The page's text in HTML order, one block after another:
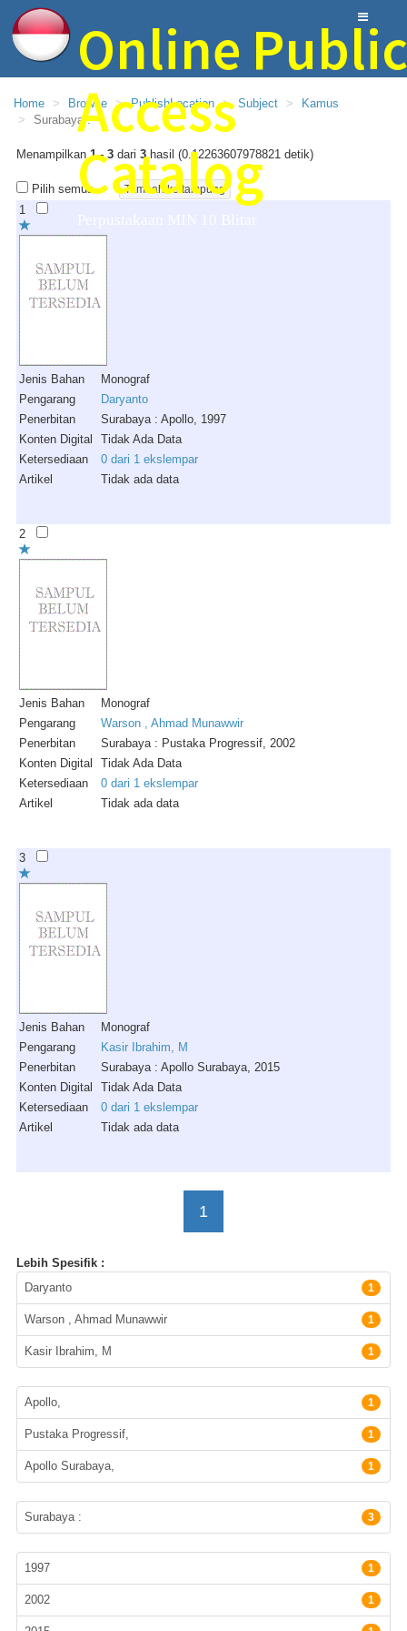
Online Public
Access
Catalog
Home Browse PublishLocation Subject
Kamus
Surabaya :
Menampilkan1 - 3 dari 3hasil (0.12263607978821 detik)
Pilih semua
1
Jenis Bahan
Monograf
Pengarang
Daryanto
Penerbitan
Surabaya : Apollo, 1997
Konten Digital
Tidak Ada Data
Ketersediaan
0 dari 1 ekslempar
Artikel
Tidak ada data
2
Jenis Bahan
Monograf
Pengarang
Warson , Ahmad Munawwir
Penerbitan
Surabaya : Pustaka Progressif, 2002
Konten Digital
Tidak Ada Data
Ketersediaan
0 dari 1 ekslempar
Artikel
Tidak ada data
3
Jenis Bahan
Monograf
Pengarang
Kasir Ibrahim, M
Penerbitan
Surabaya : Apollo Surabaya, 2015
Konten Digital
Tidak Ada Data
Ketersediaan
0 dari 1 ekslempar
Artikel
Tidak ada data
1
Lebih Spesifik :
Pengarang
Daryanto 1
Warson , Ahmad Munawwir 1
Kasir Ibrahim, M 1
Penerbit
Apollo, 1
Pustaka Progressif, 1
Apollo Surabaya, 1
Lokasi Terbitan
Surabaya : 3
Tahun Terbit
1997 1
2002 1